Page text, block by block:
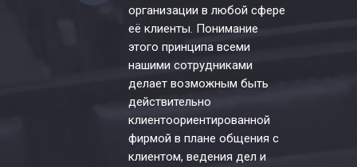
организации в любой сфере
её клиенты. Понимание
этого принципа всеми
нашими сотрудниками
делает возможным быть
действительно
клиентоориентированной
фирмой в плане общения с
клиентом, ведения дел и